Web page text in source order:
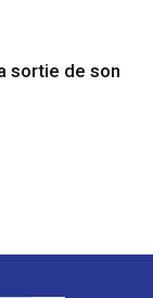
sortie de son